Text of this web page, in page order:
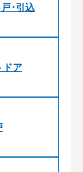
･引込
ア